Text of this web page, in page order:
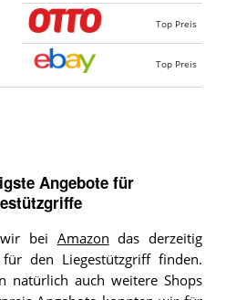
Top Preis
Top Preis
Angebote für
bei Amazon das derzeitig
für den Liegestützgriff finden.
natürlich auch weitere Shops